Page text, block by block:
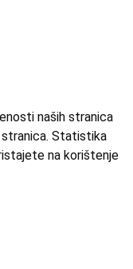
naših stranica
stranica. Statistika
na korištenje